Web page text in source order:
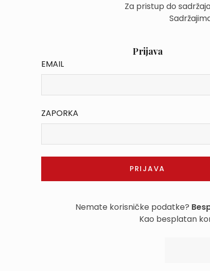
Za pristup do
Prijava
EMAIL
ZAPORKA
Nemate korisničke podatke?
Kao besplatan